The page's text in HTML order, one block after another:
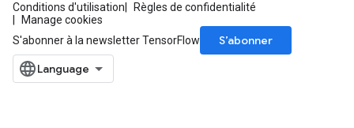
Conditions d'utilisation
Règles de confidentialité
Manage cookies
S'abonner à la newsletter TensorFlow
S’abonner